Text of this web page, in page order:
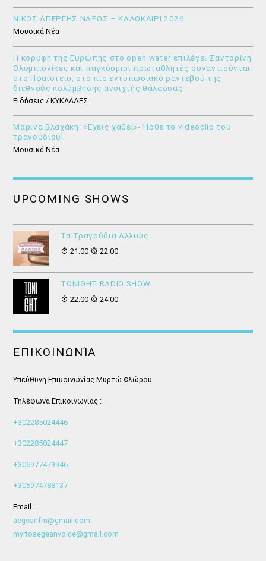
ΝΙΚΟΣ ΑΠΕΡΓΗΣ ΝΑΞΟΣ – ΚΑΛΟΚΑΙΡΙ 2026
Μουσικά Νέα
Η κορυφή της Ευρώπης στο open water επιλέγει Σαντορίνη
Ολυμπιονίκες και παγκόσμιοι πρωταθλητές συναντιούνται
στο Ηφαίστειο, στο πιο εντυπωσιακό ραντεβού της
διεθνούς κολύμβησης ανοιχτής θάλασσας
Ειδήσεις / ΚΥΚΛΑΔΕΣ
Μαρίνα Βλαχάκη: «Έχεις χαθεί»- Ήρθε το videoclip του
τραγουδιού!
Μουσικά Νέα
UPCOMING SHOWS
Τα Τραγούδια Αλλιώς
21:00
22:00
ΤONIGHT RADIO SHOW
22:00
24:00
ΕΠΙΚΟΙΝΩΝΊΑ
Υπεύθυνη Επικοινωνίας Μυρτώ Φλώρου
Τηλέφωνα Επικοινωνίας :
+302285024446
+302285024447
+306977479946
+306974788137
Email :
aegeanfm@gmail.com
myrtoaegeanvoice@gmail.com